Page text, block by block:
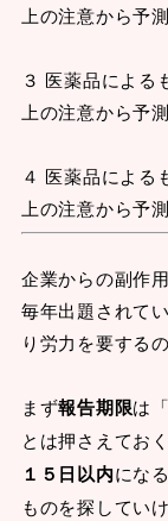
上の注意から予
３ 医薬品による
上の注意から予
４ 医薬品による
上の注意から予
企業からの副作
毎年出題されて
り労力を要する
まず報告期限は「
とは押さえてお
１５日以内にな
ものを探してい